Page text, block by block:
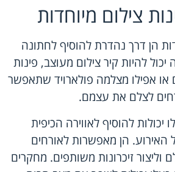
צילום מיוחדות
הן דרך נהדרת להוסיף לחתונה
יכול להיות קיר צילום מעוצב, פינות
או אפילו מצלמה פולארויד שתאפשר
לצלם את עצמם.
יכולות להוסיף לאווירה הכיפית
הן מאפשרות לאורחים
זיכרונות משותפים. מחקרים